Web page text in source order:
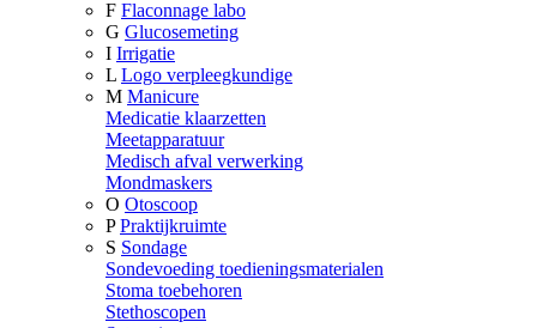
F Flaconnage labo
G Glucosemeting
I Irrigatie
L Logo verpleegkundige
M Manicure
Medicatie klaarzetten
Meetapparatuur
Medisch afval verwerking
Mondmaskers
O Otoscoop
P Praktijkruimte
S Sondage
Sondevoeding toedieningsmaterialen
Stoma toebehoren
Stethoscopen